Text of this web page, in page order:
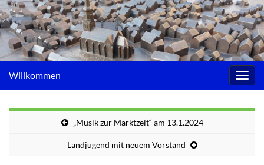
Willkommen
„Musik zur Marktzeit“ am 13.1.2024
Landjugend mit neuem Vorstand